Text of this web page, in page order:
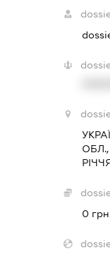
0